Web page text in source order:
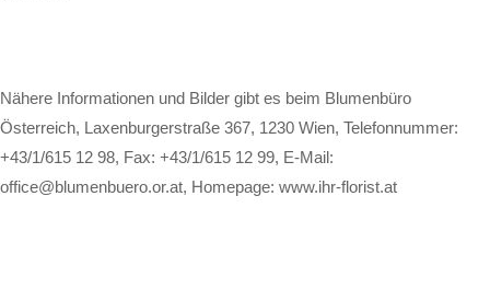
Nähere Informationen und Bilder gibt es beim Blumenbüro
Österreich, Laxenburgerstraße 367, 1230 Wien, Telefonnummer:
+43/1/615 12 98, Fax: +43/1/615 12 99, E-Mail:
office@blumenbuero.or.at, Homepage: www.ihr-florist.at